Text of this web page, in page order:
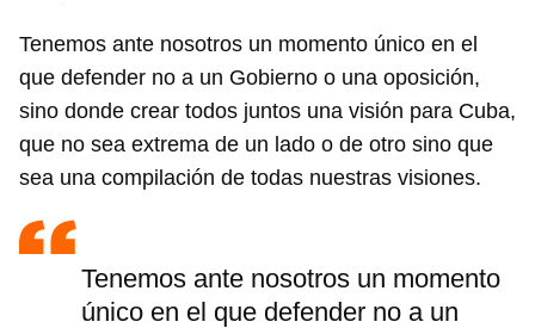
Tenemos ante nosotros un momento único en el
que defender no a un Gobierno o una oposición,
sino donde crear todos juntos una visión para Cuba,
que no sea extrema de un lado o de otro sino que
sea una compilación de todas nuestras visiones.
Tenemos ante nosotros un momento
único en el que defender no a un